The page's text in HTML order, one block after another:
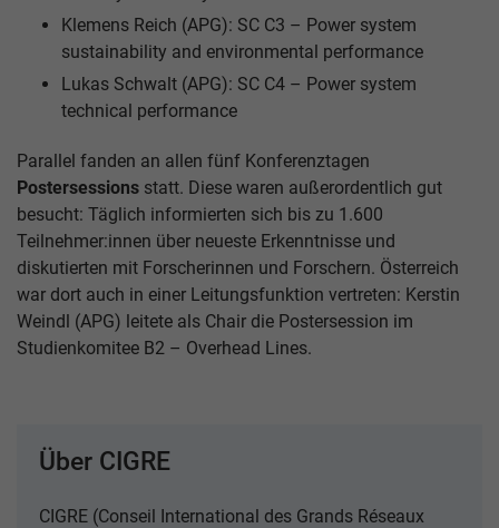
Klemens Reich (APG): SC C3 – Power system
sustainability and environmental performance
Lukas Schwalt (APG): SC C4 – Power system
technical performance
Parallel fanden an allen fünf Konferenztagen
Postersessions statt. Diese waren außerordentlich gut
besucht: Täglich informierten sich bis zu 1.600
Teilnehmer:innen über neueste Erkenntnisse und
diskutierten mit Forscherinnen und Forschern. Österreich
war dort auch in einer Leitungsfunktion vertreten: Kerstin
Weindl (APG) leitete als Chair die Postersession im
Studienkomitee B2 – Overhead Lines.
Über CIGRE
CIGRE (Conseil International des Grands Réseaux